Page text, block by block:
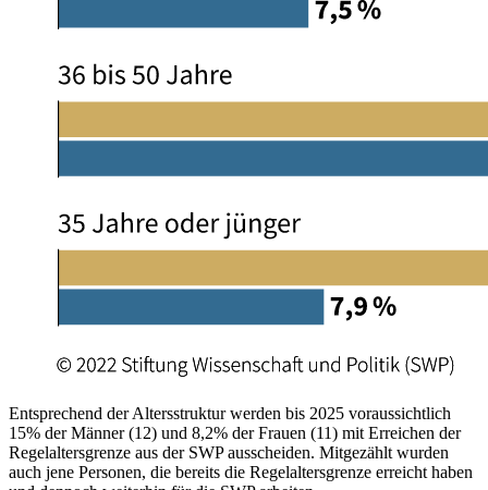
Entsprechend der Altersstruktur werden bis 2025 voraussichtlich
15% der Männer (12) und 8,2% der Frauen (11) mit Erreichen der
Regelaltersgrenze aus der SWP aus­scheiden. Mitgezählt wurden
auch jene Personen, die bereits die Regelaltersgrenze erreicht haben